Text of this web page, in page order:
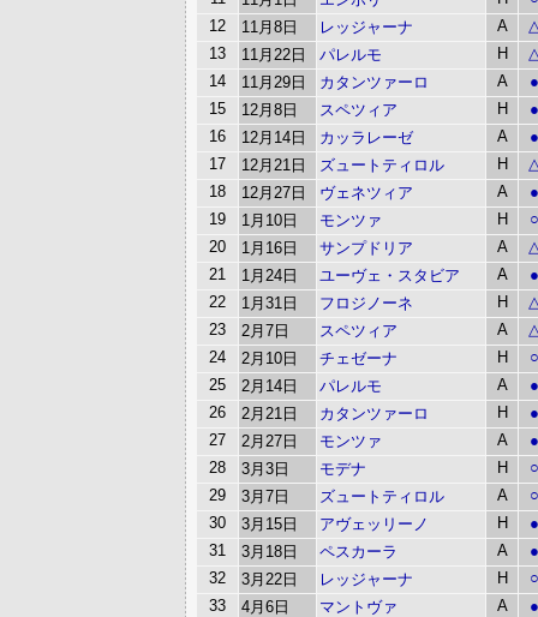
12
11月8日 レッジャーナ A
13
11月22日 パレルモ H
14
11月29日 カタンツァーロ A
●
15
12月8日 スペツィア H
●
16
12月14日 カッラレーゼ A
●
17
12月21日 ズュートティロル H
18
12月27日 ヴェネツィア A
●
19
1月10日 モンツァ H
○
20
1月16日 サンプドリア A
21
1月24日 ユーヴェ・スタビア A
●
22
1月31日 フロジノーネ H
23
2月7日 スペツィア A
24
2月10日 チェゼーナ H
○
25
2月14日 パレルモ A
●
26
2月21日 カタンツァーロ H
●
27
2月27日 モンツァ A
●
28
3月3日 モデナ H
○
29
3月7日 ズュートティロル A
○
30
3月15日 アヴェッリーノ H
●
31
3月18日 ペスカーラ A
●
32
3月22日 レッジャーナ H
○
33
4月6日 マントヴァ A
●